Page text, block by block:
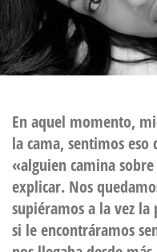
En aquel momento,
la cama, sentimos
«alguien camina
explicar. Nos
supiéramos a la vez
si le encontráramos